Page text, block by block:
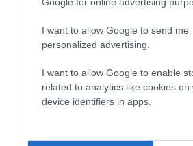
I want to allow Google to send me
personalized advertising.
I want to allow Google to enable
related to analytics like cookies on
device identifiers in apps.
Η αντιπολιτευση για
την μικροψυχια της και
γυναικες ναυτικων κτλ.
αναπτυξη του νγσιου